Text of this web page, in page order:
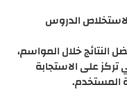
لاستخلاص الدروس
النتائج خلال المواسم،
على الاستجابة
المستخدم.